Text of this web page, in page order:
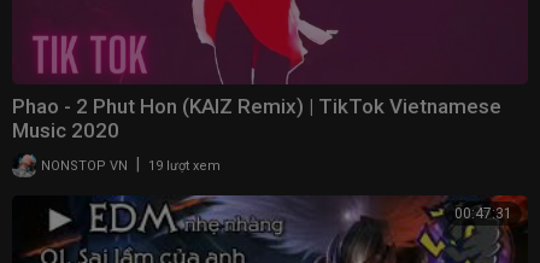
Phao - 2 Phut Hon (KAIZ Remix) | TikTok Vietnamese
Music 2020
NONSTOP VN 19 lượt xem
00:47:31